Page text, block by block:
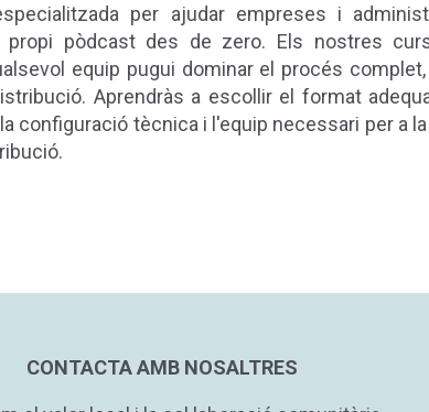
per ajudar empreses i
propi pòdcast des de zero. Els nostres
equip pugui dominar el procés
Aprendràs a escollir el format
configuració tècnica i l'equip necessari per a
CONTACTA AMB NOSALTRES